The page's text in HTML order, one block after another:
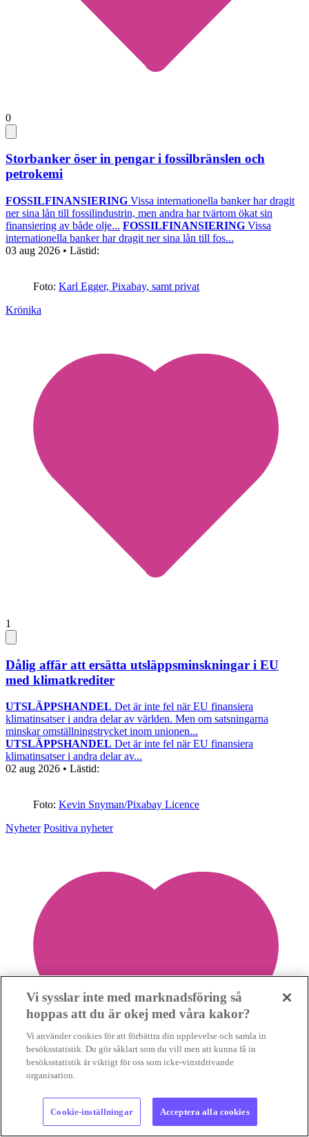
0
Storbanker öser in pengar i fossilbränslen och
petrokemi
FOSSILFINANSIERING Vissa internationella banker har dragit
ner sina lån till fossilindustrin, men andra har tvärtom ökat sin
finansiering av både olje... FOSSILFINANSIERING Vissa
internationella banker har dragit ner sina lån till fos...
03 aug 2026 • Lästid:
Foto: Karl Egger, Pixabay, samt privat
Krönika
1
Dålig affär att ersätta utsläppsminskningar i EU
med klimatkrediter
UTSLÄPPSHANDEL Det är inte fel när EU finansiera
klimatinsatser i andra delar av världen. Men om satsningarna
minskar omställningstrycket inom unionen...
UTSLÄPPSHANDEL Det är inte fel när EU finansiera
klimatinsatser i andra delar av...
02 aug 2026 • Lästid:
Foto: Kevin Snyman/Pixabay Licence
Nyheter Positiva nyheter
Vi sysslar inte med marknadsföring så
hoppas att du är okej med våra kakor?
Vi använder cookies för att förbättra din upplevelse och samla in
besöksstatistik. Du gör såklart som du vill men att kunna få in
besöksstatistik är viktigt för oss som icke-vinstdrivande
organisation.
Cookie-inställningar Acceptera alla cookies